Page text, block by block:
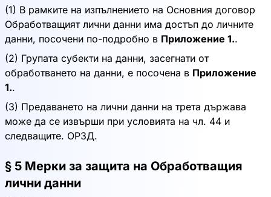
(1) В рамките на изпълнението на Основния договор
Обработващият лични данни има достъп до личните
данни, посочени по-подробно в Приложение 1..
(2) Групата субекти на данни, засегнати от
обработването на данни, е посочена в Приложение
1..
(3) Предаването на лични данни на трета държава
може да се извърши при условията на чл. 44 и
следващите. ОРЗД.
§ 5 Мерки за защита на Обработващия
лични данни